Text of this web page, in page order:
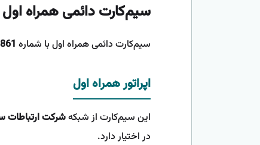
سیم‌کارت دائمی همراه اول 09121037861
سیم‌کارت دائمی همراه اول با شماره
اپراتور همراه اول
این سیم‌کارت از شبکهشرکت ارتباطات
در اختیار دارد.